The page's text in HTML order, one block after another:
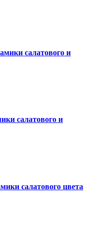
салатового и
салатового и
салатового цвета